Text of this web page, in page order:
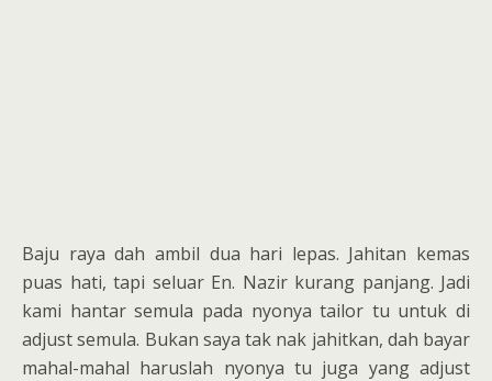
Baju raya dah ambil dua hari lepas. Jahitan kemas
puas hati, tapi seluar En. Nazir kurang panjang. Jadi
kami hantar semula pada nyonya tailor tu untuk di
adjust semula. Bukan saya tak nak jahitkan, dah bayar
mahal-mahal haruslah nyonya tu juga yang adjust